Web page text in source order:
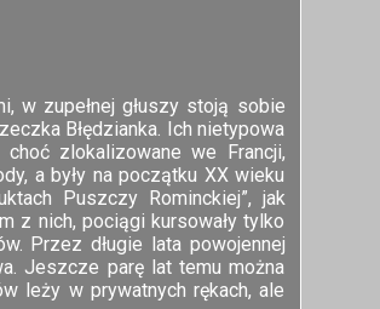
w zupełnej głuszy stoją sobie
Błędzianka. Ich nietypowa
zlokalizowane we Francji,
a były na początku XX wieku
Puszczy Rominckiej”, jak
z nich, pociągi kursowały tylko
Przez długie lata powojennej
Jeszcze parę lat temu można
leży w prywatnych rękach, ale